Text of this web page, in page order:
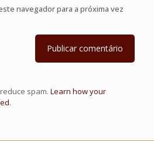
navegador para a próxima vez
spam. Learn how your
.